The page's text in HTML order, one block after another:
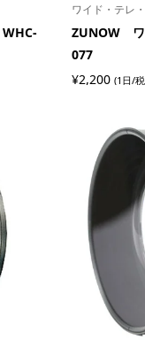
ワイド・テレ
ZUNOW
077
¥2,200 (1日/